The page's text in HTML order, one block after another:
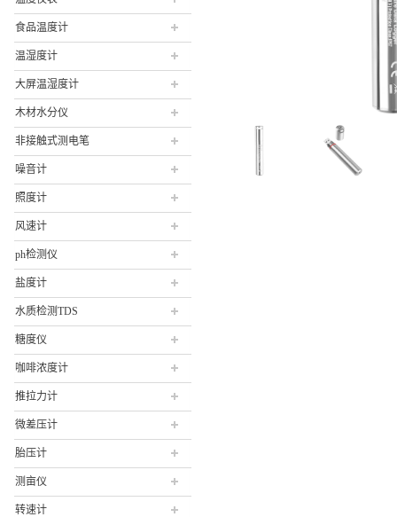
食品温度计
温湿度计
大屏温湿度计
木材水分仪
非接触式测电笔
噪音计
照度计
风速计
ph检测仪
盐度计
水质检测TDS
糖度仪
咖啡浓度计
推拉力计
微差压计
胎压计
测亩仪
转速计